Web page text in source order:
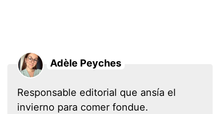
Adèle Peyches
Responsable editorial que ansía el
invierno para comer fondue.